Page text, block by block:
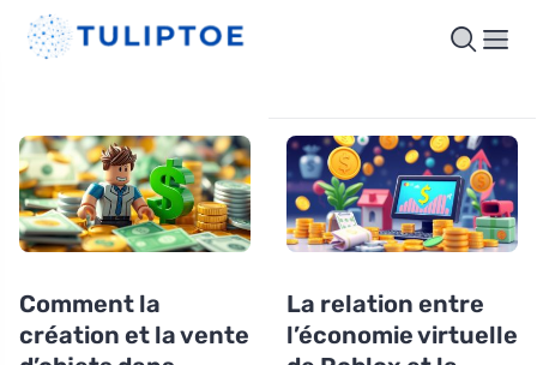
Comment la
création et la vente
La relation entre
l’économie virtuelle